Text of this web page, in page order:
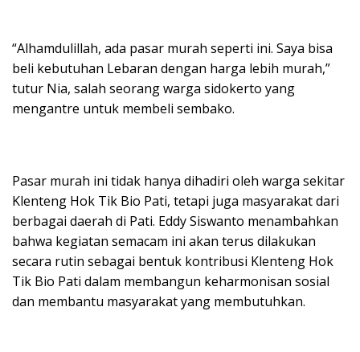
“Alhamdulillah, ada pasar murah seperti ini. Saya bisa
beli kebutuhan Lebaran dengan harga lebih murah,”
tutur Nia, salah seorang warga sidokerto yang
mengantre untuk membeli sembako.
Pasar murah ini tidak hanya dihadiri oleh warga sekitar
Klenteng Hok Tik Bio Pati, tetapi juga masyarakat dari
berbagai daerah di Pati. Eddy Siswanto menambahkan
bahwa kegiatan semacam ini akan terus dilakukan
secara rutin sebagai bentuk kontribusi Klenteng Hok
Tik Bio Pati dalam membangun keharmonisan sosial
dan membantu masyarakat yang membutuhkan.